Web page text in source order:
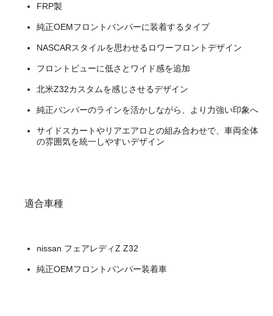
FRP製
純正OEMフロントバンパーに装着するタイプ
NASCARスタイルを思わせるロワーフロントデザイン
フロントビューに低さとワイド感を追加
北米Z32カスタムを感じさせるデザイン
純正バンパーのラインを活かしながら、より力強い印象へ
サイドスカートやリアエアロとの組み合わせで、車両全体
の雰囲気を統一しやすいデザイン
適合車種
nissan フェアレディZ Z32
純正OEMフロントバンパー装着車